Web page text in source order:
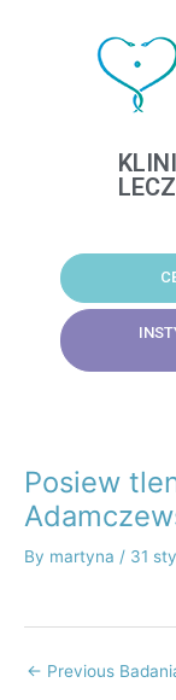
Posiew
By martyna / 31
Post
navigation
← Previous